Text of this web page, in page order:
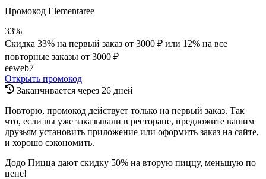
Промокод Elementaree
33%
Скидка 33% на первый заказ от 3000 ₽ или 12% на все
повторные заказы от 3000 ₽
eeweb7
Открыть промокод
Заканчивается через 26 дней
Повторю, промокод действует только на первый заказ. Так
что, если вы уже заказывали в ресторане, предложите вашим
друзьям установить приложение или оформить заказ на сайте,
и хорошо сэкономить.
Додо Пицца дают скидку 50% на вторую пиццу, меньшую по
цене!